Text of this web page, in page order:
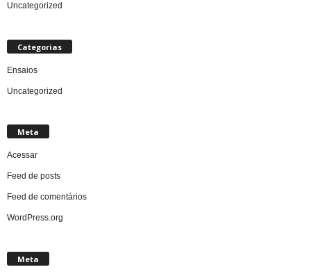
Uncategorized
Categorias
Ensaios
Uncategorized
Meta
Acessar
Feed de posts
Feed de comentários
WordPress.org
Meta